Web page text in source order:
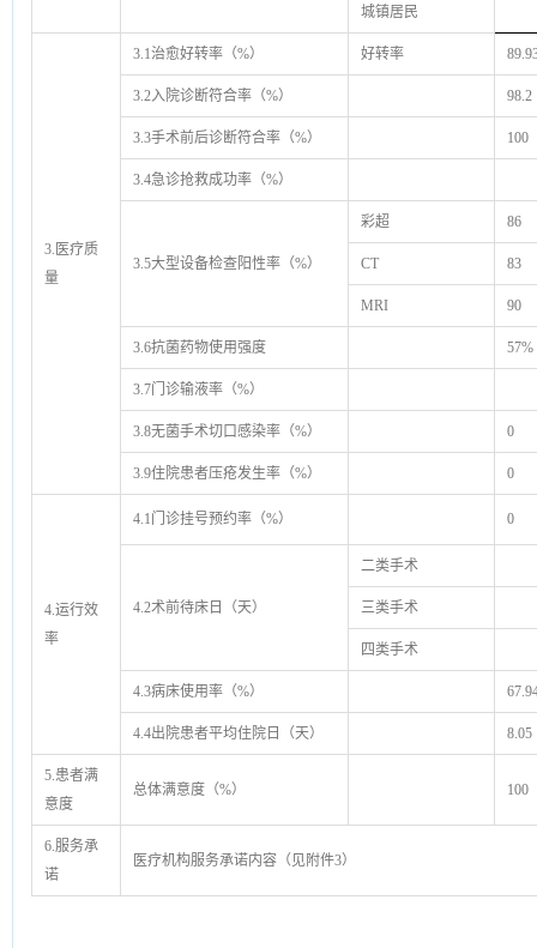
城镇居民
3.医疗质
量
3.1治愈好转率（%） 好转率
3.2入院诊断符合率（%） 98.2
3.3手术前后诊断符合率（%） 100
3.4急诊抢救成功率（%）
3.5大型设备检查阳性率（%）
彩超 86
CT 83
MRI 90
3.6抗菌药物使用强度 57%
3.7门诊输液率（%）
3.8无菌手术切口感染率（%） 0
3.9住院患者压疮发生率（%） 0
4.运行效
率
4.1门诊挂号预约率（%） 0
4.2术前待床日（天）
二类手术
三类手术
四类手术
4.3病床使用率（%）
4.4出院患者平均住院日（天） 8.05
5.患者满
意度
总体满意度（%） 100
6.服务承
诺
医疗机构服务承诺内容（见附件3）